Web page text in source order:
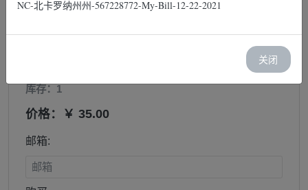
NC-北卡罗纳州州-567228772-
库存：1
价格：￥ 35.00
邮箱:
NC-北卡罗纳州州-567228772-My-Bill-12-22-2021
关闭